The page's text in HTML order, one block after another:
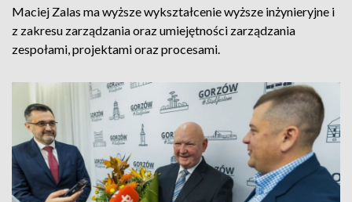
Maciej Zalas ma wyższe wykształcenie wyższe inżynieryjne i
z zakresu zarządzania oraz umiejętności zarządzania
zespołami, projektami oraz procesami.